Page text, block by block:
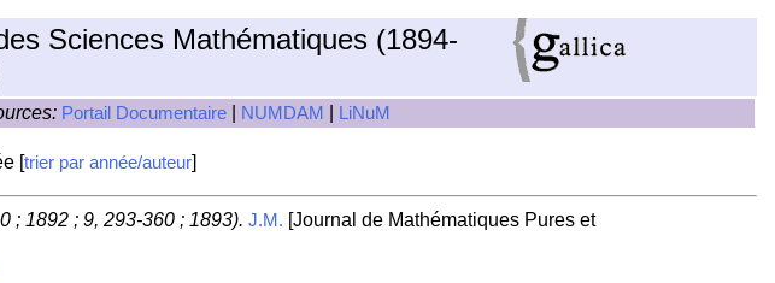
Sciences Mathématiques (1894-
Portail Documentaire NUMDAM LiNuM
[trier par année/auteur]
; 1892 ; 9, 293-360 ; 1893). J.M. [Journal de Mathématiques Pures et